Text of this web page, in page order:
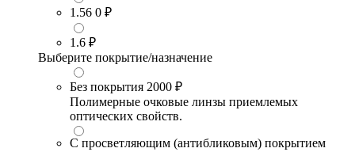
1.56 0 ₽
1.6 ₽
Выберите покрытие/назначение
Без покрытия 2000 ₽
Полимерные очковые линзы приемлемых
оптических свойств.
С просветляющим (антибликовым) покрытием